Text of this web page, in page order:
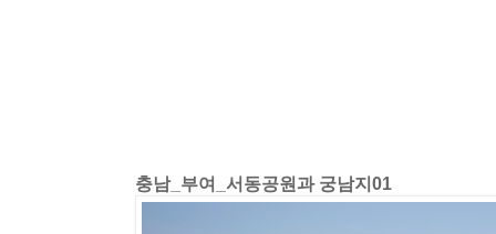
충남_부여_서동공원과 궁남지01